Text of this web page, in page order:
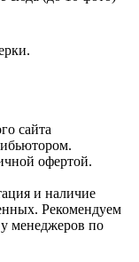
сайта
офертой.
и наличие
Рекомендуем
менеджеров по